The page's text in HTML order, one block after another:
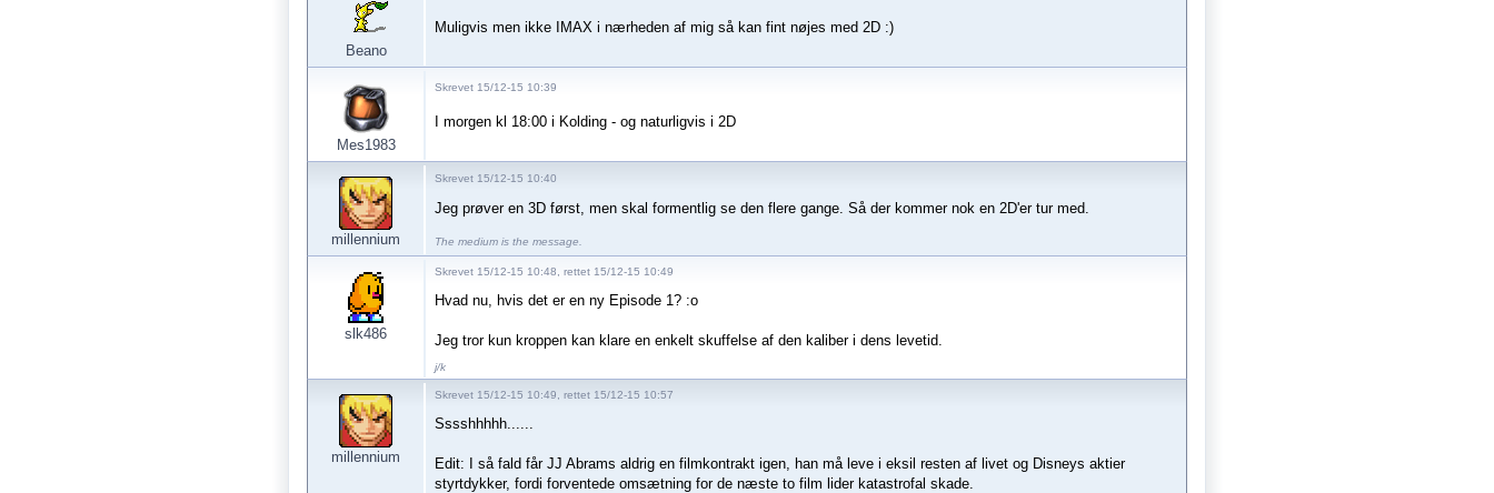
Beano
Muligvis men ikke IMAX i nærheden af mig så kan fint nøjes med 2D :)
Mes1983
Skrevet 15/12-15 10:39
I morgen kl 18:00 i Kolding - og naturligvis i 2D
millennium
Skrevet 15/12-15 10:40
Jeg prøver en 3D først, men skal formentlig se den flere gange. Så der kommer nok en 2D'er tur med.
The medium is the message.
slk486
Skrevet 15/12-15 10:48, rettet 15/12-15 10:49
Hvad nu, hvis det er en ny Episode 1? :o
Jeg tror kun kroppen kan klare en enkelt skuffelse af den kaliber i dens levetid.
j/k
millennium
Skrevet 15/12-15 10:49, rettet 15/12-15 10:57
Sssshhhhh......
Edit: I så fald får JJ Abrams aldrig en filmkontrakt igen, han må leve i eksil resten af livet og Disneys aktier
styrtdykker, fordi forventede omsætning for de næste to film lider katastrofal skade.